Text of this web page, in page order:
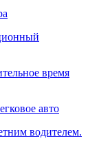
время
авто
водителем.